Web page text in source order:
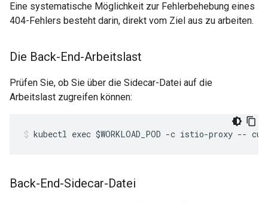
Eine systematische Möglichkeit zur Fehlerbehebung eines
404-Fehlers besteht darin, direkt vom Ziel aus zu arbeiten.
Die Back-End-Arbeitslast
Prüfen Sie, ob Sie über die Sidecar-Datei auf die
Arbeitslast zugreifen können:
kubectl exec $WORKLOAD_POD -c istio-proxy --
Back-End-Sidecar-Datei